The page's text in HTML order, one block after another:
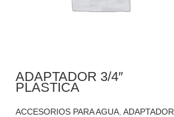
ADAPTADOR 3/4″
PLASTICA
ACCESORIOS PARA AGUA ADAPTADOR